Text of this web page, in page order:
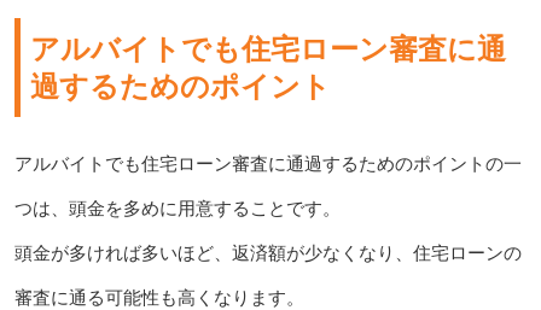
アルバイトでも住宅ローン審査に通
過するためのポイント
アルバイトでも住宅ローン審査に通過するためのポイントの一
つは、頭金を多めに用意することです。
頭金が多ければ多いほど、返済額が少なくなり、住宅ローンの
審査に通る可能性も高くなります。